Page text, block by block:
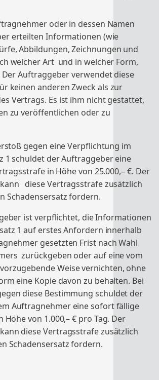
oder in dessen Namen
erteilten Informationen (wie
Abbildungen, Zeichnungen und
welcher Art und in welcher Form,
Auftraggeber verwendet diese
keinen anderen Zweck als zur
Vertrags. Es ist ihm nicht gestattet,
zu veröffentlichen oder zu
gegen eine Verpflichtung im
1 schuldet der Auftraggeber eine
in Höhe von 25.000,– €. Der
diese Vertragsstrafe zusätzlich
Schadensersatz fordern.
ist verpflichtet, die Informationen
1 auf erstes Anfordern innerhalb
gesetzten Frist nach Wahl
zurückgeben oder auf eine vom
Weise vernichten, ohne
eine Kopie davon zu behalten. Bei
diese Bestimmung schuldet der
Auftragnehmer eine sofort fällige
von 1.000,– € pro Tag. Der
diese Vertragsstrafe zusätzlich
Schadensersatz fordern.